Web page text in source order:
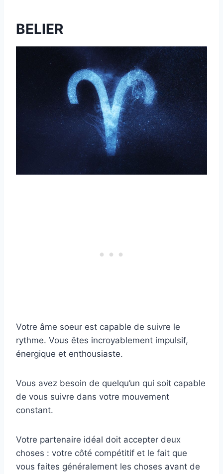
BELIER
Votre âme soeur est capable de suivre le
rythme. Vous êtes incroyablement impulsif,
énergique et enthousiaste.
Vous avez besoin de quelqu’un qui soit capable
de vous suivre dans votre mouvement
constant.
Votre partenaire idéal doit accepter deux
choses : votre côté compétitif et le fait que
vous faites généralement les choses avant de